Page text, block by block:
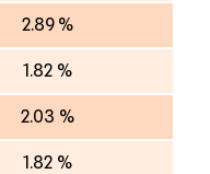
2.89 %
1.82 %
2.03 %
1.82 %